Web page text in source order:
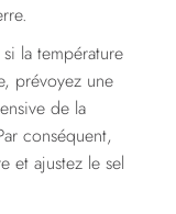
la température
prévoyez une
de la
conséquent,
et ajustez le sel